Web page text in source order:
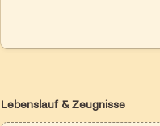
Lebenslauf & Zeugnisse